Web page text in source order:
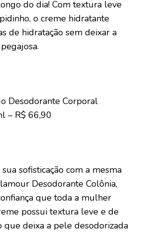
do dia! Com textura leve
o creme hidratante
de hidratação sem deixar a
Desodorante Corporal
– R$ 66,90
sofisticação com a mesma
Desodorante Colônia,
que toda a mulher
possui textura leve e de
que deixa a pele desodorizada